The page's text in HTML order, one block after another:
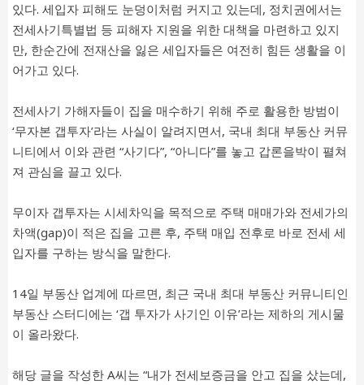
있다. 세입자 피해도 눈덩이처럼 커지고 있는데, 정치권에서는
전세사기특별법 등 피해자 지원을 위한 대책을 마련하고 있지
만, 한순간에 전재산을 잃은 세입자들은 여전히 힘든 생활을 이
어가고 있다.
전세사기 가해자들이 집을 매수하기 위해 주로 활용한 방범이
‘무자본 갭투자’라는 사실이 알려지면서, 국내 최대 부동산 커뮤
니티에서 이와 관련 “사기다”, “아니다”를 놓고 갑론을박이 펼쳐
져 관심을 끌고 있다.
무이자 갭투자는 시세차익을 목적으로 주택 매매가와 전세가의
차액(gap)이 적은 집을 고른 후, 주택 매입 전후로 바로 전세 세
입자를 구하는 방식을 말한다.
14일 부동산 업계에 따르면, 최근 국내 최대 부동산 커뮤니티인
부동산 스터디에는 ‘갭 투자가 사기인 이유’라는 제하의 게시물
이 올라왔다.
해당 글을 작성한 A씨는 “내가 전세보증금을 안고 집을 샀는데,